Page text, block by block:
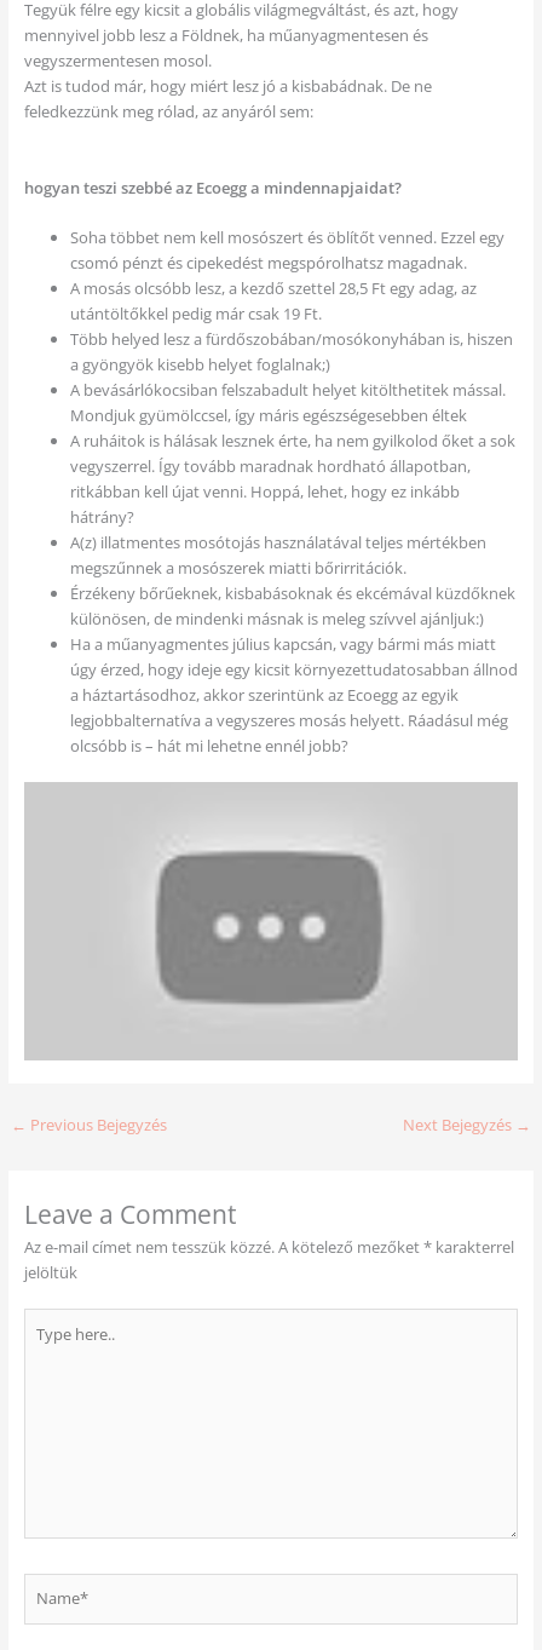
Tegyük félre egy kicsit a globális világmegváltást, és azt, hogy
mennyivel jobb lesz a Földnek, ha műanyagmentesen és
vegyszermentesen mosol.
Azt is tudod már, hogy miért lesz jó a kisbabádnak. De ne
feledkezzünk meg rólad, az anyáról sem:
hogyan teszi szebbé az Ecoegg a mindennapjaidat?
Soha többet nem kell mosószert és öblítőt venned. Ezzel egy
csomó pénzt és cipekedést megspórolhatsz magadnak.
A mosás olcsóbb lesz, a kezdő szettel 28,5 Ft egy adag, az
utántöltőkkel pedig már csak 19 Ft.
Több helyed lesz a fürdőszobában/mosókonyhában is, hiszen
a gyöngyök kisebb helyet foglalnak;)
A bevásárlókocsiban felszabadult helyet kitölthetitek mással.
Mondjuk gyümölccsel, így máris egészségesebben éltek
A ruháitok is hálásak lesznek érte, ha nem gyilkolod őket a sok
vegyszerrel. Így tovább maradnak hordható állapotban,
ritkábban kell újat venni. Hoppá, lehet, hogy ez inkább
hátrány?
A(z) illatmentes mosótojás használatával teljes mértékben
megszűnnek a mosószerek miatti bőrirritációk.
Érzékeny bőrűeknek, kisbabásoknak és ekcémával küzdőknek
különösen, de mindenki másnak is meleg szívvel ajánljuk:)
Ha a műanyagmentes július kapcsán, vagy bármi más miatt
úgy érzed, hogy ideje egy kicsit környezettudatosabban állnod
a háztartásodhoz, akkor szerintünk az Ecoegg az egyik
legjobbalternatíva a vegyszeres mosás helyett. Ráadásul még
olcsóbb is – hát mi lehetne ennél jobb?
← Previous Bejegyzés Next Bejegyzés →
Leave a Comment
Az e-mail címet nem tesszük közzé.A kötelező mezőket*karakterrel
jelöltük
here..